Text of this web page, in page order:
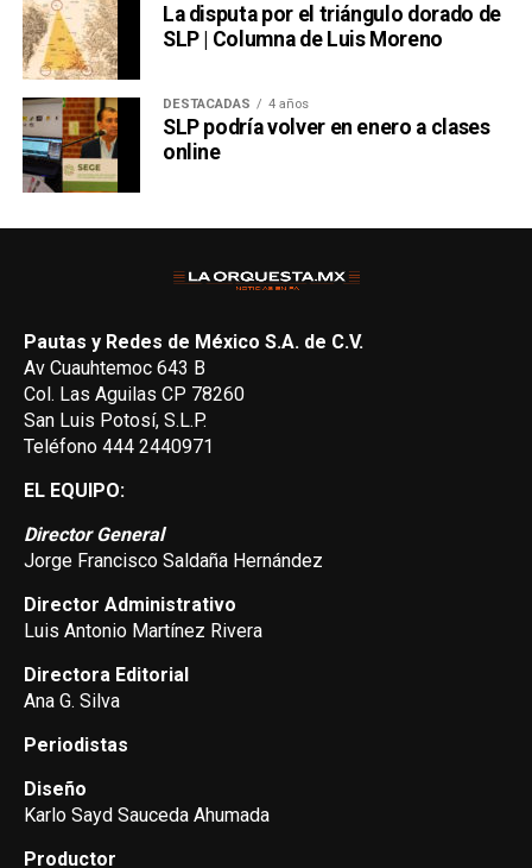
La disputa por el triángulo dorado de
SLP | Columna de Luis Moreno
DESTACADAS 4 años
SLP podría volver en enero a clases
online
Pautas y Redes de México S.A. de C.V.
Av Cuauhtemoc 643 B
Col. Las Aguilas CP 78260
San Luis Potosí, S.L.P.
Teléfono 444 2440971
EL EQUIPO:
Director General
Jorge Francisco Saldaña Hernández
Director Administrativo
Luis Antonio Martínez Rivera
Directora Editorial
Ana G. Silva
Periodistas
Diseño
Karlo Sayd Sauceda Ahumada
Productor